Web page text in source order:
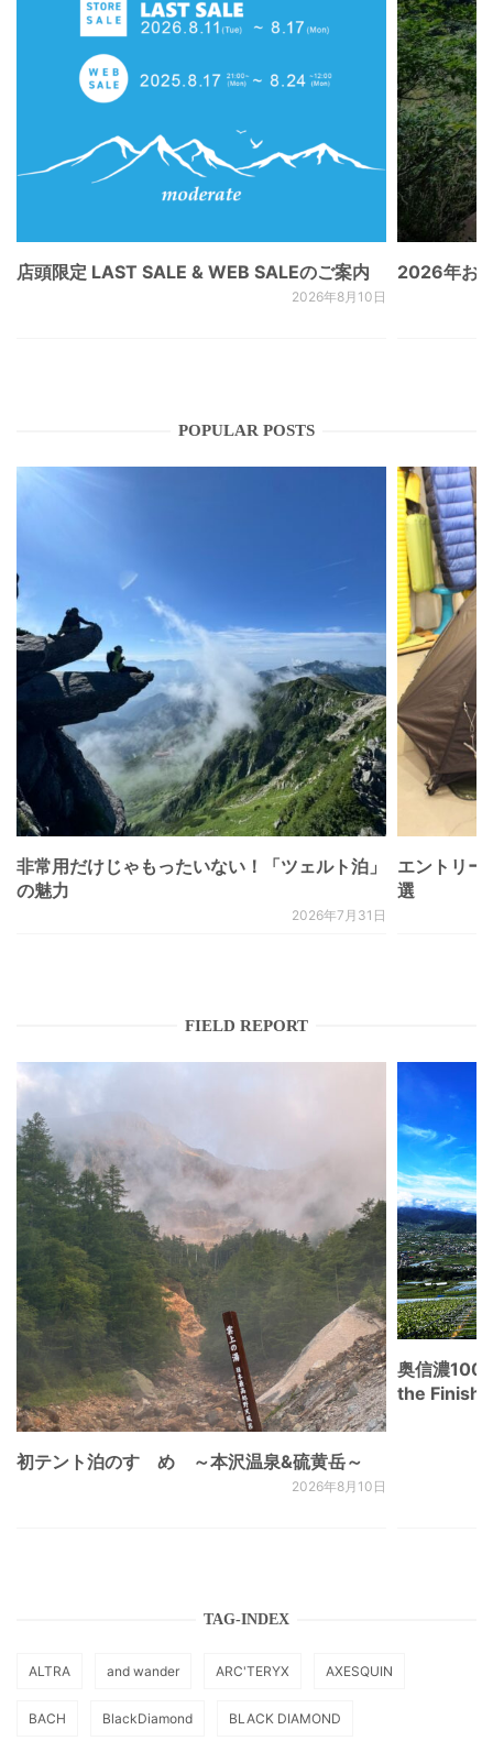
店頭限定 LAST SALE & WEB SALEのご案内
2026年8月10日
2026年お
POPULAR POSTS
非常用だけじゃもったいない！「ツェルト泊」
の魅力
2026年7月31日
エントリー
選
FIELD REPORT
初テント泊のすゝめ ～本沢温泉&硫黄岳～
2026年8月10日
奥信濃100
the Finish
TAG-INDEX
ALTRA and wander ARC'TERYX AXESQUIN
BACH BlackDiamond BLACK DIAMOND